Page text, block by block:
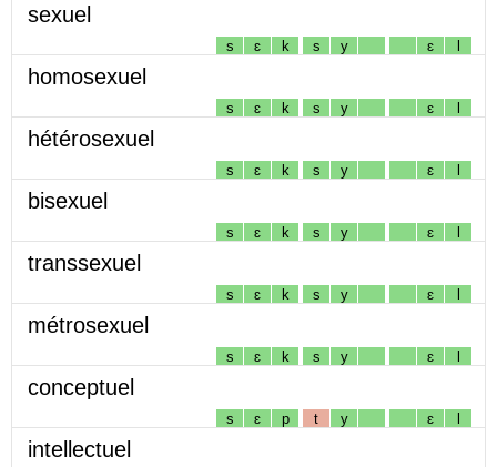
sexuel
s ɛ k s y ɛ l
homosexuel
s ɛ k s y ɛ l
hétérosexuel
s ɛ k s y ɛ l
bisexuel
s ɛ k s y ɛ l
transsexuel
s ɛ k s y ɛ l
métrosexuel
s ɛ k s y ɛ l
conceptuel
s ɛ p t y ɛ l
intellectuel